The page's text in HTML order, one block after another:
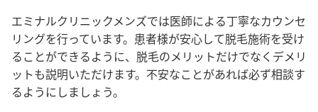
エミナルクリニックメンズでは医師による丁寧なカウンセ
リングを行っています。患者様が安心して脱毛施術を受け
ることができるように、脱毛のメリットだけでなくデメリ
ットも説明いただけます。不安なことがあれば必ず相談す
るようにしましょう。